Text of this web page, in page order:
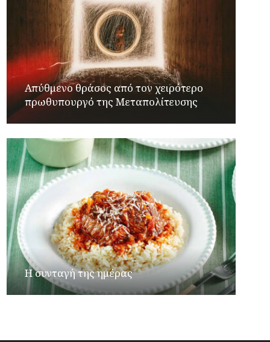
Απύθμενο θράσος από τον χειρότερο
πρωθυπουργό της Μεταπολίτευσης
Η συνταγή της ημέρας